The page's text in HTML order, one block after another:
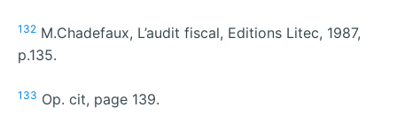
132 M.Chadefaux, L’audit fiscal, Editions Litec, 1987,
p.135.
133 Op. cit, page 139.